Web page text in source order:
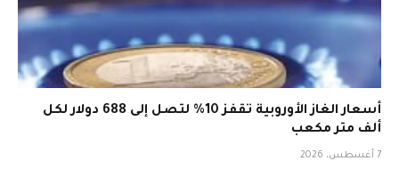
أسعار الغاز الأوروبية تقفز 10% لتصل إلى 688 دولار لكل
ألف متر مكعب
7 أغسطس، 2026